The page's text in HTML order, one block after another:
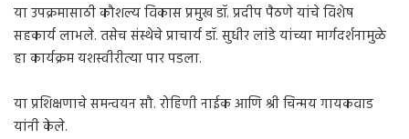
या उपक्रमासाठी कौशल्य विकास प्रमुख डॉ. प्रदीप पैठणे यांचे विशेष
सहकार्य लाभले. तसेच संस्थेचे प्राचार्य डॉ. सुधीर लांडे यांच्या मार्गदर्शनामुळे
हा कार्यक्रम यशस्वीरीत्या पार पडला.
या प्रशिक्षणाचे समन्वयन सौ. रोहिणी नाईक आणि श्री चिन्मय गायकवाड
यांनी केले.